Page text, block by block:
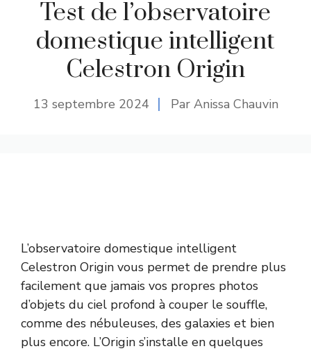
Test de l’observatoire
domestique intelligent
Celestron Origin
13 septembre 2024 Par Anissa Chauvin
L’observatoire domestique intelligent
Celestron Origin vous permet de prendre plus
facilement que jamais vos propres photos
d’objets du ciel profond à couper le souffle,
comme des nébuleuses, des galaxies et bien
plus encore. L’Origin s’installe en quelques